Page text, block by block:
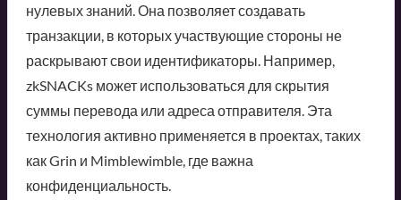
нулевых знаний. Она позволяет создавать
транзакции, в которых участвующие стороны не
раскрывают свои идентификаторы. Например,
zkSNACKs может использоваться для скрытия
суммы перевода или адреса отправителя. Эта
технология активно применяется в проектах, таких
как Grin и Mimblewimble, где важна
конфиденциальность.